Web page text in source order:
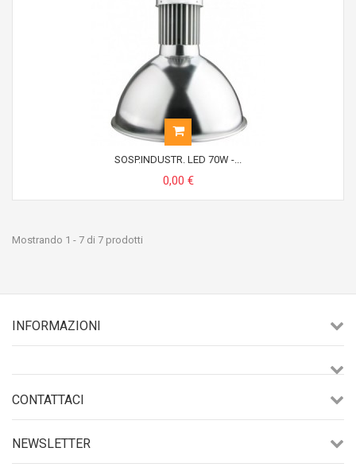
SOSP.INDUSTR. LED 70W -...
0,00 €
Mostrando 1 - 7 di 7 prodotti
INFORMAZIONI
CONTATTACI
NEWSLETTER